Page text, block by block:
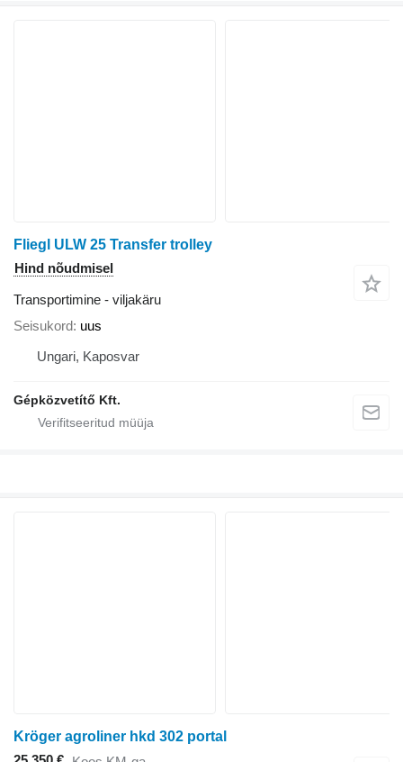
Fliegl ULW 25 Transfer trolley
Hind nõudmisel
Transportimine - viljakäru
Seisukord uus
Ungari, Kaposvar
Gépközvetítő Kft.
Kröger agroliner hkd 302 portal